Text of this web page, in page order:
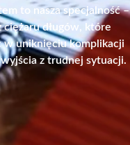
to nasza specjalność –
ciężaru długów, które
w uniknięciu komplikacji
z trudnej sytuacji.